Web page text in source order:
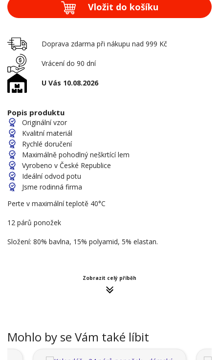
Vložit do košíku
Doprava zdarma při nákupu nad 999 Kč
Vrácení do 90 dní
U Vás 10.08.2026
Popis produktu
Originální vzor
Kvalitní materiál
Rychlé doručení
Maximálně pohodlný neškrtící lem
Vyrobeno v České Republice
Ideální odvod potu
Jsme rodinná firma
Perte v maximální teplotě 40°C
12 párů ponožek
Složení: 80% bavlna, 15% polyamid, 5% elastan.
Zobrazit celý příběh
Mohlo by se Vám také líbit